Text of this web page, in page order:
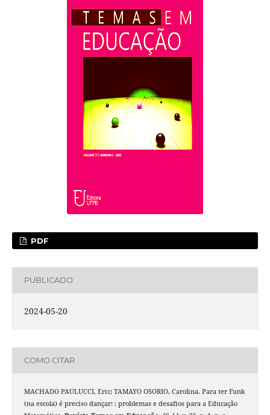
PDF
PUBLICADO
2024-05-20
COMO CITAR
MACHADO PAULUCCI, Eric; TAMAYO OSORIO, Carolina. Para ter Funk
(na escola) é preciso dançar: : problemas e desafios para a Educação